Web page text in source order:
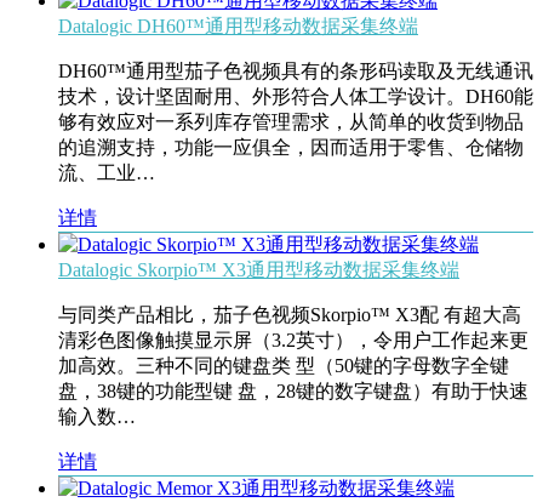
Datalogic DH60™通用型移动数据采集终端
DH60™通用型茄子色视频具有的条形码读取及无线通讯
技术，设计坚固耐用、外形符合人体工学设计。DH60能
够有效应对一系列库存管理需求，从简单的收货到物品
的追溯支持，功能一应俱全，因而适用于零售、仓储物
流、工业…
详情
Datalogic Skorpio™ X3通用型移动数据采集终端
与同类产品相比，茄子色视频Skorpio™ X3配 有超大高
清彩色图像触摸显示屏（3.2英寸），令用户工作起来更
加高效。三种不同的键盘类 型（50键的字母数字全键
盘，38键的功能型键 盘，28键的数字键盘）有助于快速
输入数…
详情